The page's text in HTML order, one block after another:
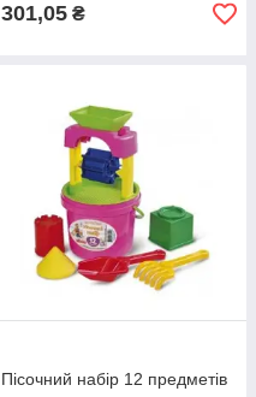
301,05 ₴
Пісочний набір 12 предметів